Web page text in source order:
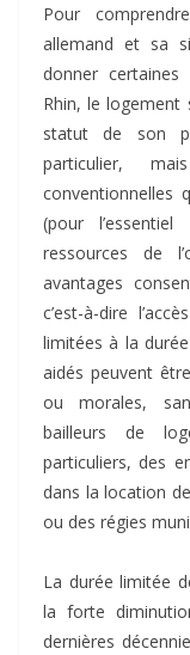
Pour
allemand et sa
donner certaines
Rhin, le logement
statut de son
particulier,
conventionnelles
(pour
ressources de
avantages
c’est-à-dire
limitées à la
aidés peuvent
ou morales,
bailleurs de
particuliers, des
dans la location
ou des régies
La durée limitée
la forte
dernières